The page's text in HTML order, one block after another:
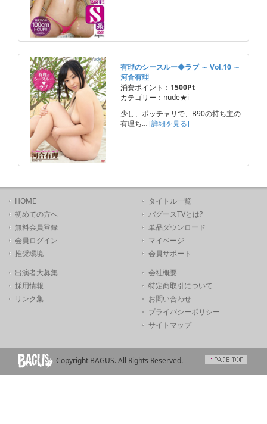
有理のシースルー◆ラブ ～ Vol.10 ～
河合有理
消費ポイント： 1500Pt
カテゴリー：nude★i
少し、ポッチャリで、B90の持ち主の
有理ち… [詳細を見る]
HOME
初めての方へ
無料会員登録
会員ログイン
推奨環境
タイトル一覧
バグースTVとは?
単品ダウンロード
マイページ
会員サポート
出演者大募集
採用情報
リンク集
会社概要
特定商取引について
お問い合わせ
プライバシーポリシー
サイトマップ
Copyright BAGUS. All Rights Reserved.